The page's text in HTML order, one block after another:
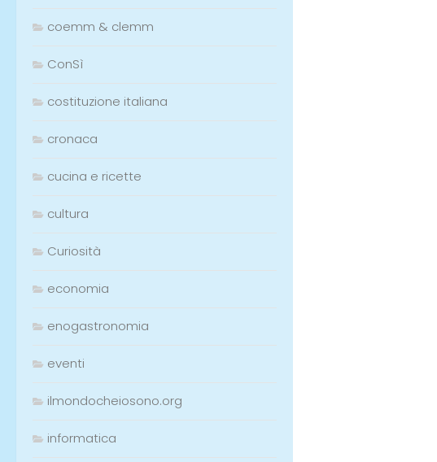
coemm & clemm
ConSì
costituzione italiana
cronaca
cucina e ricette
cultura
Curiosità
economia
enogastronomia
eventi
ilmondocheiosono.org
informatica